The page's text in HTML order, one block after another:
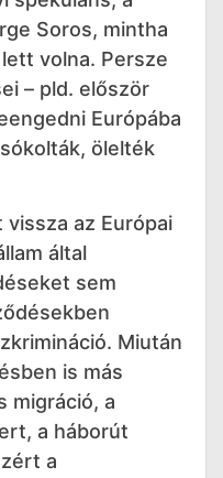
Soros, mintha
volna. Persze
– pld. először
Európába
ölelték
az Európai
által
sem
Miután
is más
migráció, a
a háborút
a